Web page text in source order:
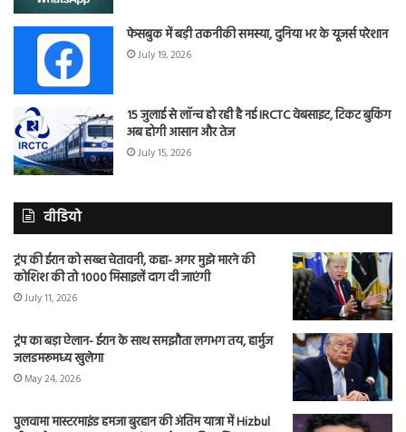
फेसबुक में बड़ी तकनीकी समस्या, दुनिया भर के यूजर्स परेशान
July 19, 2026
15 जुलाई से लॉन्च हो रही है नई IRCTC वेबसाइट, टिकट बुकिंग
अब होगी आसान और तेज
July 15, 2026
वीडियो
ट्रंप की ईरान को सख्त चेतावनी, कहा- अगर मुझे मारने की
कोशिश की तो 1000 मिसाइलें दाग दी जाएंगी
July 11, 2026
ट्रंप का बड़ा ऐलान- ईरान के साथ समझौता लगभग तय, हार्मुज
जलडमरूमध्य खुलेगा
May 24, 2026
पुलवामा मास्टरमाइंड हमजा बुरहान की अंतिम यात्रा में Hizbul